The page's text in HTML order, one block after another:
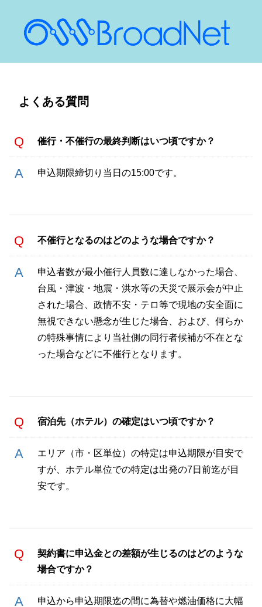
よくある質問
催行・不催行の最終判断はいつ頃ですか？
申込期限締切り当日の15:00です。
不催行となるのはどのような場合ですか？
申込者数が最小催行人員数に達しなかった場合、
台風・津波・地震・洪水等の天災で展示会が中止
された場合、政情不安・テロ等で現地の安全面に
無視できない懸念が生じた場合、および、何らか
の特殊事情により当社側の同行者候補が不在とな
った場合などに不催行となります。
宿泊先（ホテル）の確定はいつ頃ですか？
エリア（市・区単位）の特定は申込期限が目安で
すが、ホテル単位での特定は出発の7日前迄が目
安です。
契約書に申込金との差額が生じるのはどのような
場合ですか？
申込から申込期限迄の間に為替や燃油価格に大幅